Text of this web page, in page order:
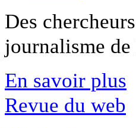
Des
journalisme
En savoir plus
Revue du web